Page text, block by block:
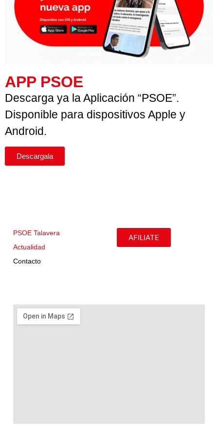
APP PSOE
Descarga ya la Aplicación “PSOE”.
Disponible para dispositivos Apple y
Android.
Descargala
PSOE Talavera
Actualidad
Contacto
AFILIATE